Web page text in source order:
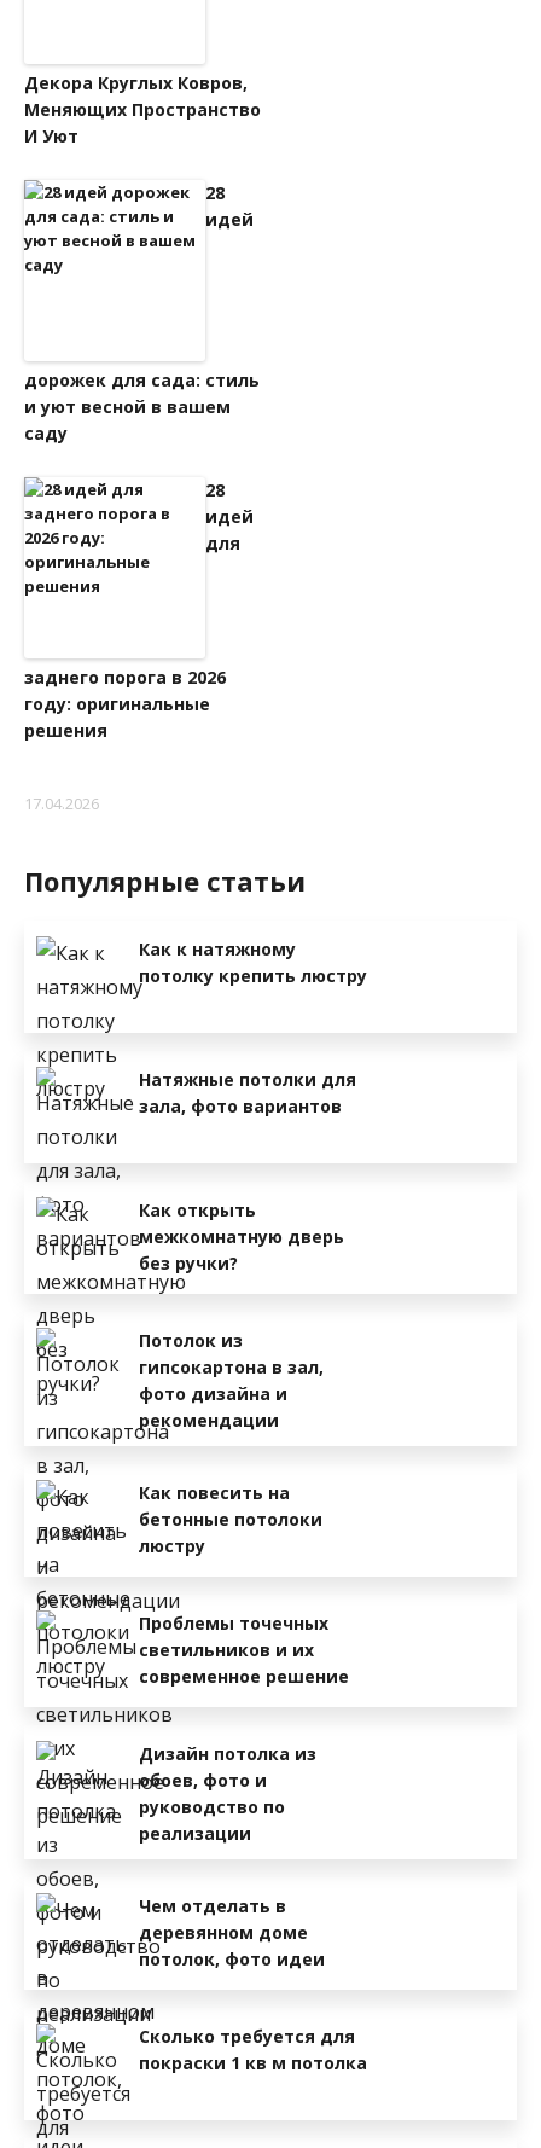
Декора Круглых Ковров,
Меняющих Пространство
И Уют
28
идей
дорожек для сада: стиль
и уют весной в вашем
саду
28
идей
для
заднего порога в 2026
году: оригинальные
решения
17.04.2026
Популярные статьи
Как к натяжному
потолку крепить люстру
Натяжные потолки для
зала, фото вариантов
Как открыть
межкомнатную дверь
без ручки?
Потолок из
гипсокартона в зал,
фото дизайна и
рекомендации
Как повесить на
бетонные потолоки
люстру
Проблемы точечных
светильников и их
современное решение
Дизайн потолка из
обоев, фото и
руководство по
реализации
Чем отделать в
деревянном доме
потолок, фото идеи
Сколько требуется для
покраски 1 кв м потолка